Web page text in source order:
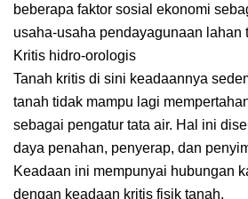
beberapa faktor sosial ekonomi
usaha-usaha pendayagunaan lahan
Kritis hidro-orologis
Tanah kritis di sini keadaannya
tanah tidak mampu lagi
sebagai pengatur tata air. Hal ini
daya penahan, penyerap, dan
Keadaan ini mempunyai hubungan
dengan keadaan kritis fisik tanah.